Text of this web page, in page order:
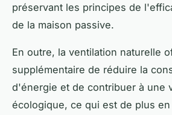
préservant les principes de
de la maison passive.
En outre, la ventilation naturelle
supplémentaire de réduire la
d'énergie et de contribuer à une
écologique, ce qui est de plus